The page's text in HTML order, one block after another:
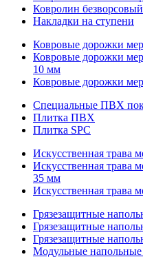
Ковролин безворсовый
Накладки на ступени
Ковровые дорожки
Ковровые дорожки
10 мм
Ковровые дорожки
Специальные ПВХ
Плитка ПВХ
Плитка SPC
Искуccтвенная трава
Искусственная трава
35 мм
Искусственная трава
Грязезащитные
Грязезащитные
Грязезащитные
Модульные